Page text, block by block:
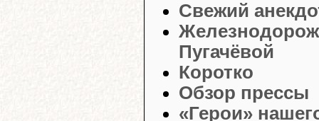
Свежий
Пугачёвой
Коротко
Обзор прессы
«Герои»